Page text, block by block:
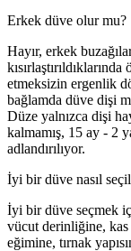
Erkek düve olur mu?
Hayır, erkek
etmeksizin ergenlik
bağlamda düve dişi
Düze yalnızca dişi
kalmamış, 15 ay - 2
adlandırılıyor.
İyi bir düve nasıl
İyi bir düve seçmek
vücut derinliğine, kas
eğimine, tırnak